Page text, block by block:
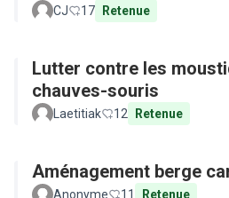
CJ 17 Retenue
Lutter contre les
chauves-souris
Laetitiak 12 Retenue
Aménagement berge
Anonyme 11 Retenue